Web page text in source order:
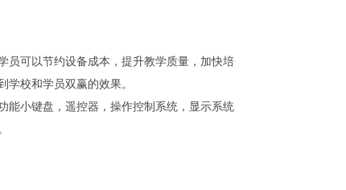
员可以节约设备成本，提升教学质量，加快培
校和学员双赢的效果。
能小键盘，遥控器，操作控制系统，显示系统